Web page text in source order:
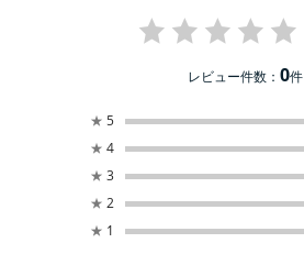
レビュー件数：0件
★ 5
★ 4
★ 3
★ 2
★ 1